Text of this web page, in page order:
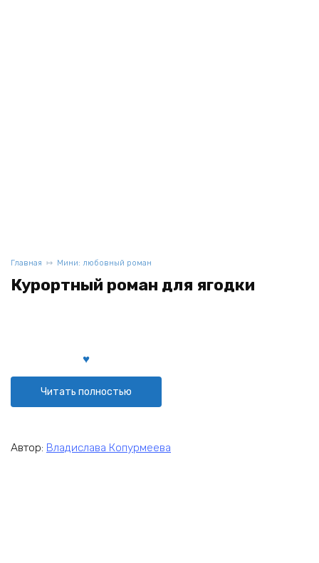
Главная Мини: любовный роман
Курортный роман для ягодки
Читать полностью
Автор: Владислава Копурмеева